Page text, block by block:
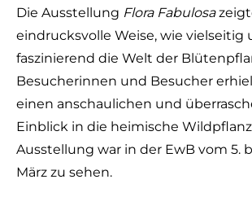
Die Ausstellung Flora Fabulosa
eindrucksvolle Weise, wie vielseitig
faszinierend die Welt der
Besucherinnen und Besucher
einen anschaulichen und
Einblick in die heimische
Ausstellung war in der EwB vom 5.
März zu sehen.